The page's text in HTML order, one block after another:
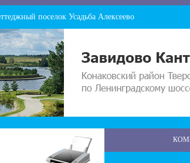
поселок Усадьба Алексеево